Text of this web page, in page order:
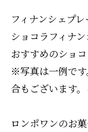
フィナンシェプレ
ショコラフィナン
おすすめのショ
※写真は一例で
合もございます。
ロンポワンのお